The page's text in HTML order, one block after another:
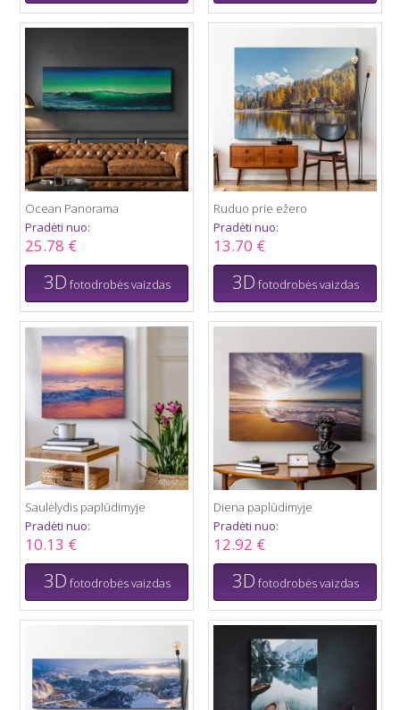
Ocean Panorama
Pradėti nuo:
25.78 €
3D fotodrobės vaizdas
Ruduo prie ežero
Pradėti nuo:
13.70 €
3D fotodrobės vaizdas
Saulėlydis paplūdimyje
Pradėti nuo:
10.13 €
3D fotodrobės vaizdas
Diena paplūdimyje
Pradėti nuo:
12.92 €
3D fotodrobės vaizdas